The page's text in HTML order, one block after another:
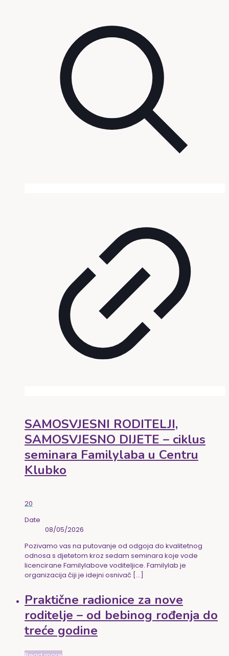
SAMOSVJESNI RODITELJI,
SAMOSVJESNO DIJETE – ciklus
seminara Familylaba u Centru
Klubko
20
Date
08/05/2026
Pozivamo vas na putovanje od odgoja do kvalitetnog
odnosa s djetetom kroz sedam seminara koje vode
licencirane Familylabove voditeljice. Familylab je
organizacija čiji je idejni osnivač […]
Praktične radionice za nove
roditelje – od bebinog rođenja do
treće godine